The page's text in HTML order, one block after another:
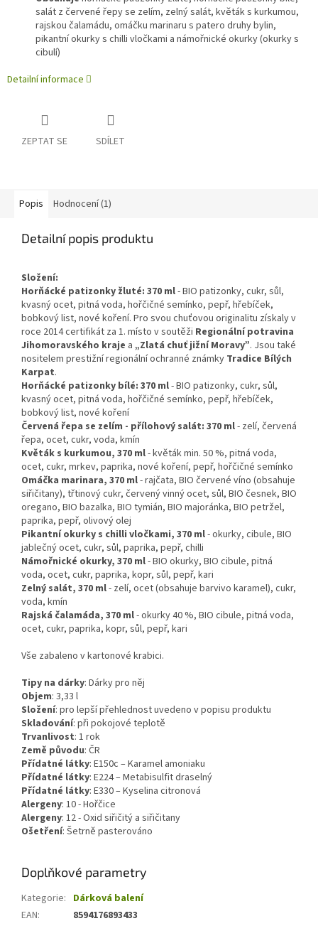
salát z červené řepy se zelím, zelný salát, květák s kurkumou,
rajskou čalamádu, omáčku marinaru s patero druhy bylin,
pikantní okurky s chilli vločkami a námořnické okurky (okurky s
cibulí)
Detailní informace
ZEPTAT SE SDÍLET
Popis Hodnocení (1)
Detailní popis produktu
Složení:
Horňácké patizonky žluté: 370 ml- BIO patizonky, cukr, sůl,
kvasný ocet, pitná voda, hořčičné semínko, pepř, hřebíček,
bobkový list, nové koření. Pro svou chuťovou originalitu získaly v
roce 2014 certifikát za 1. místo v soutěži Regionální potravina
Jihomoravského kraje a „Zlatá chuť jižní Moravy”. Jsou také
nositelem prestižní regionální ochranné známky Tradice Bílých
Karpat.
Horňácké patizonky bílé: 370 ml- BIO patizonky, cukr, sůl,
kvasný ocet, pitná voda, hořčičné semínko, pepř, hřebíček,
bobkový list, nové koření
Červená řepa se zelím - přílohový salát: 370 ml- zelí, červená
řepa, ocet, cukr, voda, kmín
Květák s kurkumou, 370 ml- květák min. 50 %, pitná voda,
ocet, cukr, mrkev, paprika, nové koření, pepř, hořčičné semínko
Omáčka marinara, 370 ml- rajčata, BIO červené víno (obsahuje
siřičitany), třtinový cukr, červený vinný ocet, sůl, BIO česnek, BIO
oregano, BIO bazalka, BIO tymián, BIO majoránka, BIO petržel,
paprika, pepř, olivový olej
Pikantní okurky s chilli vločkami, 370 ml- okurky, cibule, BIO
jablečný ocet, cukr, sůl, paprika, pepř, chilli
Námořnické okurky, 370 ml- BIO okurky, BIO cibule, pitná
voda, ocet, cukr, paprika, kopr, sůl, pepř, kari
Zelný salát, 370 ml- zelí, ocet (obsahuje barvivo karamel), cukr,
voda, kmín
Rajská čalamáda, 370 ml- okurky 40 %, BIO cibule, pitná voda,
ocet, cukr, paprika, kopr, sůl, pepř, kari
Vše zabaleno v kartonové krabici.
Tipy na dárky: Dárky pro něj
Objem: 3,33 l
Složení: pro lepší přehlednost uvedeno v popisu produktu
Skladování: při pokojové teplotě
Trvanlivost: 1 rok
Země původu: ČR
Přídatné látky: E150c – Karamel amoniaku
Přídatné látky: E224 – Metabisulfit draselný
Přídatné látky: E330 – Kyselina citronová
Alergeny: 10 - Hořčice
Alergeny: 12 - Oxid siřičitý a siřičitany
Ošetření: Šetrně pasterováno
Doplňkové parametry
Kategorie: Dárková balení
EAN: 8594176893433